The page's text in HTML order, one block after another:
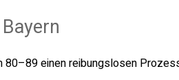
80–89 einen reibungslosen